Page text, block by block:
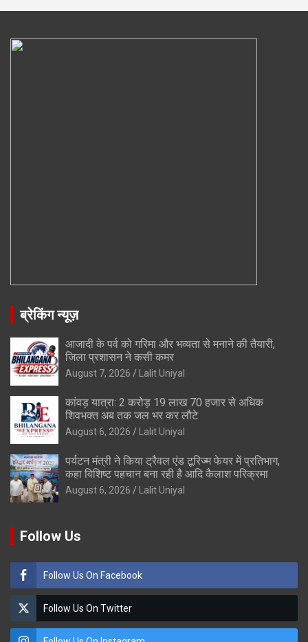
ब्रेकिंग न्यूज़
आजादी के पर्व को गरिमा और भव्यता से मनाने की तैयारी,
जिला प्रशासन ने कसी कमर
August 7, 2026 Lalit Uniyal
कांवड़ यात्रा: 2 करोड़ 19 लाख 70 हजार से अधिक
शिवभक्त अब तक जल भर कर लौटे
August 6, 2026 Lalit Uniyal
पर्यटन मंत्री ने किया ट्रैवल एंड टूरिज्म फेयर में प्रतिभाग,
कहा विशिष्ट पहचान बना रही है आदि कैलाश परिक्रमा
August 6, 2026 Lalit Uniyal
Follow Us
Follow Us On Facebook
Follow Us On Twitter